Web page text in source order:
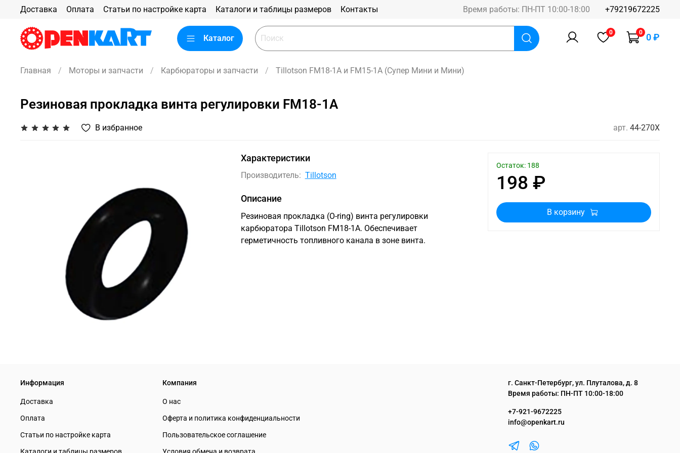
Доставка Оплата Статьи по настройке карта Каталоги и таблицы размеров Контакты Время работы: ПН-ПТ 10:00-18:00 +79219672225
Каталог
0 0 0 ₽
Главная Моторы и запчасти Карбюраторы и запчасти Tillotson FM18-1A и FM15-1A (Супер Мини и Мини)
Резиновая прокладка винта регулировки FM18-1A
В избранное арт. 44-270X
Характеристики
Производитель: Tillotson
Описание
Резиновая прокладка (O-ring) винта регулировки
карбюратора Tillotson FM18-1A. Обеспечивает
герметичность топливного канала в зоне винта.
198 ₽
Остаток: 188
В корзину
Информация
Доставка
Оплата
Статьи по настройке карта
Компания
О нас
Оферта и политика конфиденциальности
Пользовательское соглашение
г. Санкт-Петербург, ул. Плуталова, д. 8
Время работы: ПН-ПТ 10:00-18:00
+7-921-9672225
info@openkart.ru